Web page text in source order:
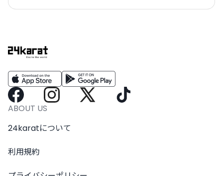
ABOUT US
24karatについて
利用規約